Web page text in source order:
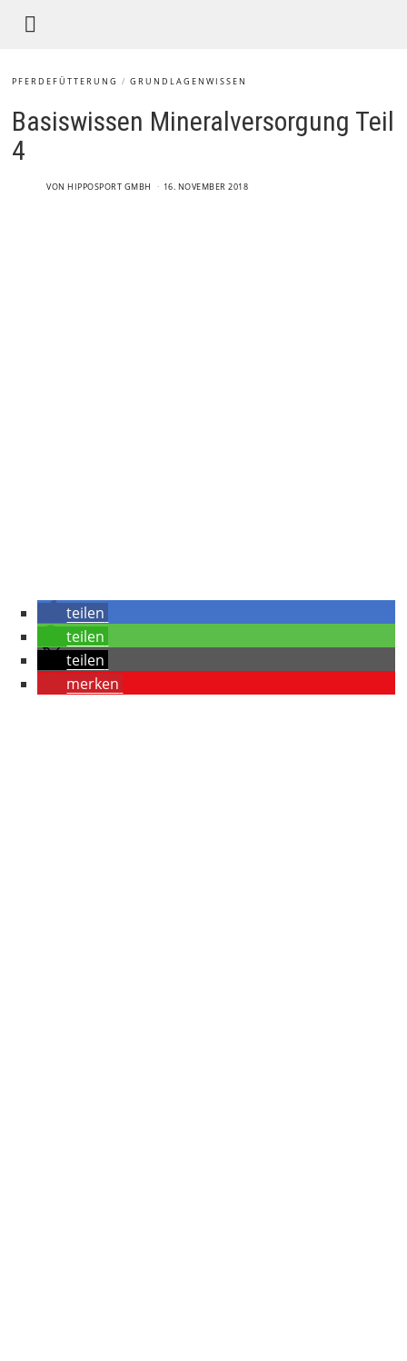
PFERDEFÜTTERUNG / GRUNDLAGENWISSEN
Basiswissen Mineralversorgung Teil
4
VONHIPPOSPORT GMBH 16. NOVEMBER 2018
teilen
teilen
teilen
merken